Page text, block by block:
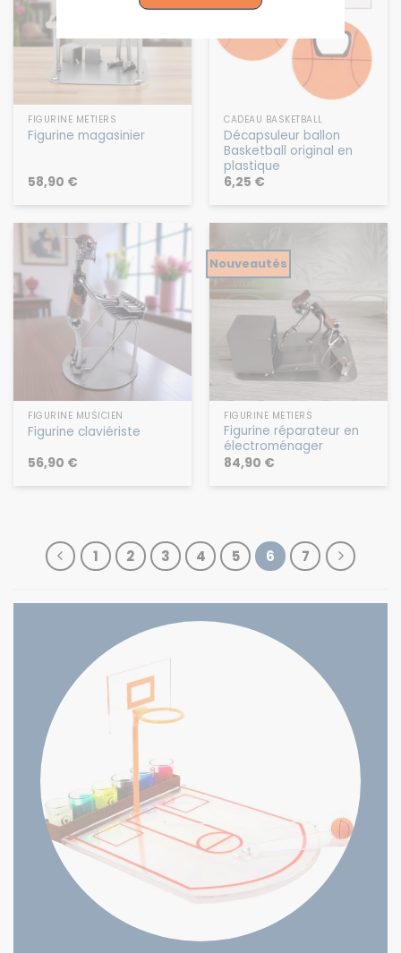
FIGURINE MÉTIERS
Figurine magasinier
58,90 €
CADEAU BASKETBALL
Décapsuleur ballon
Basketball original en
plastique
6,25 €
FIGURINE MUSICIEN
Figurine claviériste
56,90 €
Nouveautés
FIGURINE MÉTIERS
Figurine réparateur en
électroménager
84,90 €
1 2 3 4 5 6 7